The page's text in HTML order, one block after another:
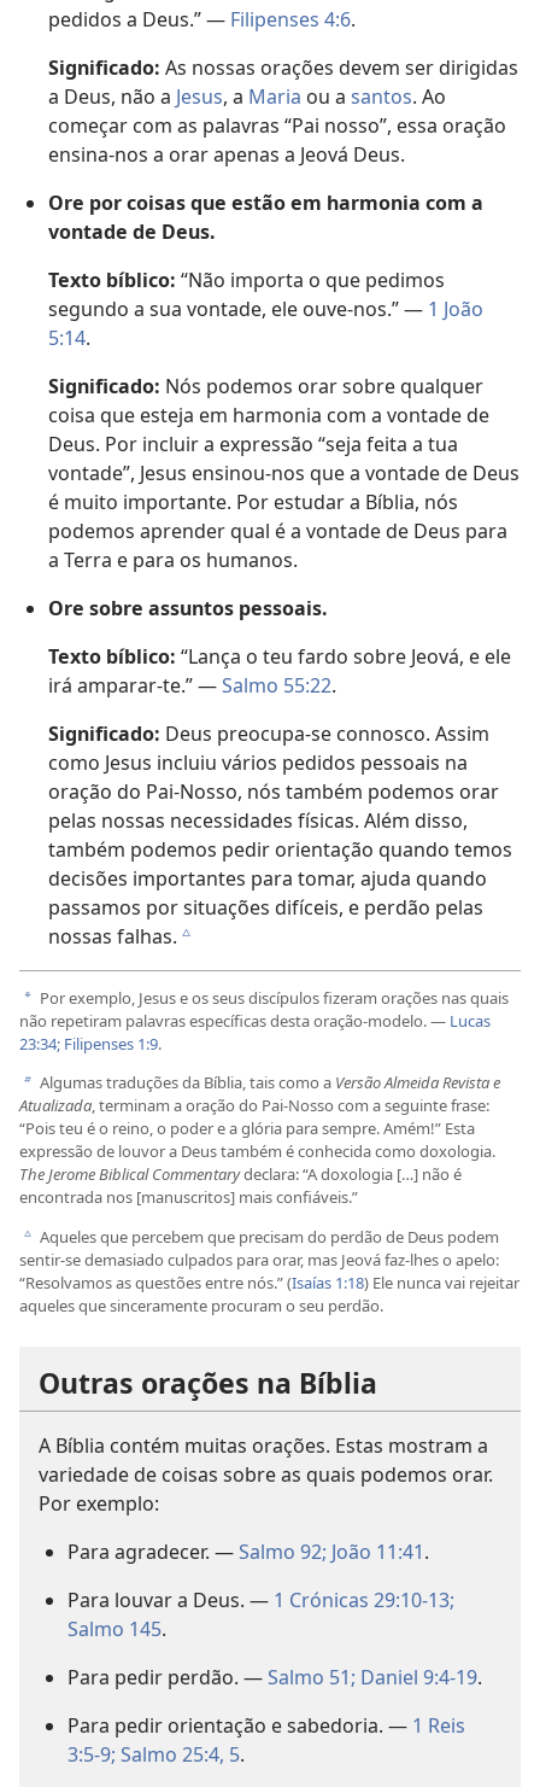
pedidos a Deus.” — Filipenses 4:6.
Significado: As nossas orações devem ser dirigidas
a Deus, não a Jesus, a Maria ou a santos. Ao
começar com as palavras “Pai nosso”, essa oração
ensina-nos a orar apenas a Jeová Deus.
Ore por coisas que estão em harmonia com a
vontade de Deus.
Texto bíblico: “Não importa o que pedimos
segundo a sua vontade, ele ouve-nos.” — 1 João
5:14.
Significado: Nós podemos orar sobre qualquer
coisa que esteja em harmonia com a vontade de
Deus. Por incluir a expressão “seja feita a tua
vontade”, Jesus ensinou-nos que a vontade de Deus
é muito importante. Por estudar a Bíblia, nós
podemos aprender qual é a vontade de Deus para
a Terra e para os humanos.
Ore sobre assuntos pessoais.
Texto bíblico: “Lança o teu fardo sobre Jeová, e ele
irá amparar-te.” —Salmo 55:22.
Significado: Deus preocupa-se connosco. Assim
como Jesus incluiu vários pedidos pessoais na
oração do Pai-Nosso, nós também podemos orar
pelas nossas necessidades físicas. Além disso,
também podemos pedir orientação quando temos
decisões importantes para tomar, ajuda quando
passamos por situações difíceis, e perdão pelas
nossas falhas. c
a Por exemplo, Jesus e os seus discípulos fizeram orações nas quais
não repetiram palavras específicas desta oração-modelo. — Lucas
23:34; Filipenses 1:9.
b Algumas traduções da Bíblia, tais como a Versão Almeida Revista e
Atualizada, terminam a oração do Pai-Nosso com a seguinte frase:
“Pois teu é o reino, o poder e a glória para sempre. Amém!” Esta
expressão de louvor a Deus também é conhecida como doxologia.
The Jerome Biblical Commentarydeclara: “A doxologia […] não é
encontrada nos [manuscritos] mais confiáveis.”
c Aqueles que percebem que precisam do perdão de Deus podem
sentir-se demasiado culpados para orar, mas Jeová faz-lhes o apelo:
“Resolvamos as questões entre nós.” (Isaías 1:18) Ele nunca vai rejeitar
aqueles que sinceramente procuram o seu perdão.
Outras orações na Bíblia
A Bíblia contém muitas orações. Estas mostram a
variedade de coisas sobre as quais podemos orar.
Por exemplo:
Para agradecer. —Salmo 92; João 11:41.
Para louvar a Deus. — 1 Crónicas 29:10-13;
Salmo 145.
Para pedir perdão. —Salmo 51; Daniel 9:4-19.
Para pedir orientação e sabedoria. — 1 Reis
3:5-9; Salmo 25:4, 5.